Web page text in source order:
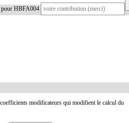
pour HBFA004
modificateurs qui modifient le calcul du